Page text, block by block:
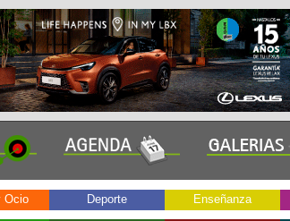
Ocio Deporte Enseñanza